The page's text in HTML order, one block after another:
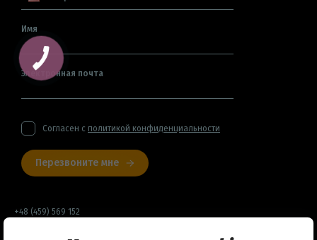
Имя
Электронная почта
Согласен с политикой конфиденциальности
Перезвоните мне
+48 (459) 569 152